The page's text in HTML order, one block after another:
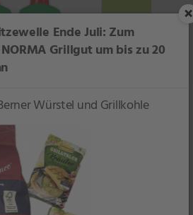
×
Ende Juli: Zum
Grillgut um bis zu 20
Würstel und Grillkohle